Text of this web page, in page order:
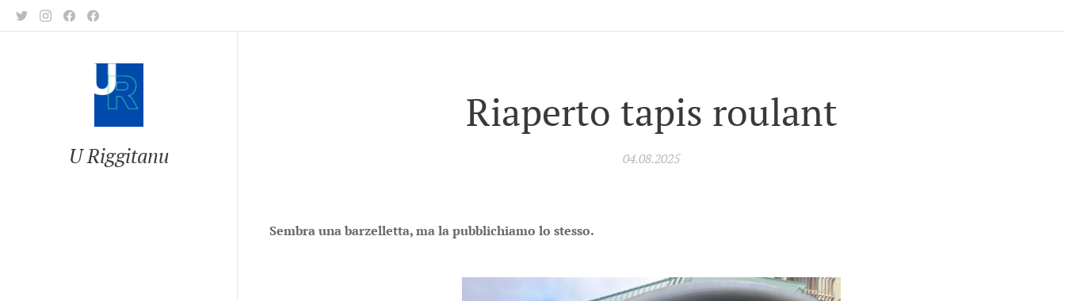
U Riggitanu
Riaperto tapis roulant
04.08.2025
Sembra una barzelletta, ma la pubblichiamo lo stesso.